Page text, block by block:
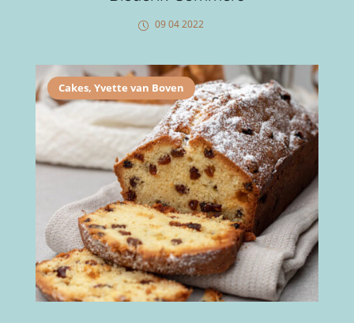
09 04 2022
Cakes, Yvette van Boven